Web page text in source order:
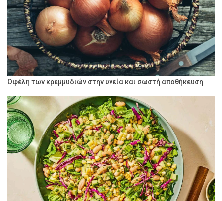
Οφέλη των κρεμμυδιών στην υγεία και σωστή αποθήκευση